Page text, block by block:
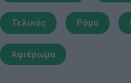
Τελικός Ρόμα
Αφιέρωμα